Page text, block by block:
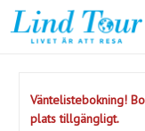
Väntelistebokning!
plats tillgängligt.